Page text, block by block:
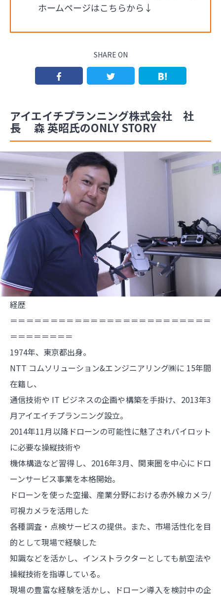
ホームページはこちらから↓
SHARE ON
アイエイチプランニング株式会社 社
長 森 英昭氏のONLY STORY
経歴
＝＝＝＝＝＝＝＝＝＝＝＝＝＝＝＝＝＝＝＝＝＝＝＝＝
＝＝＝＝＝＝＝＝
1974年、東京都出身。
NTT コムソリューション&エンジニアリング㈱に 15年間
在籍し、
通信技術や IT ビジネスの企画や構築を手掛け、2013年3
月アイエイチプランニング設立。
2014年11月以降ドローンの可能性に魅了されパイロット
に必要な操縦技術や
機体構造など習得し、2016年3月、関東圏を中心にドロ
ーンサービス事業を本格開始。
ドローンを使った空撮、産業分野における赤外線カメラ/
可視カメラを活用した
各種調査・点検サービスの提供。また、市場活性化を目
的として現場で経験した
知識などを活かし、インストラクターとしても航空法や
操縦技術を指導している。
現場の豊富な経験を活かし、ドローン導入を検討中の企